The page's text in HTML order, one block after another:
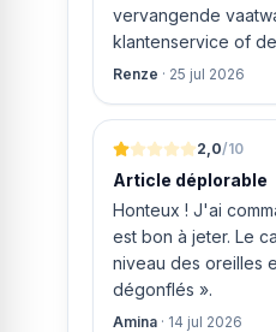
vervangende vaatwasser
klantenservice of
bleek het geval
ging doen om ‘s
uur werd de Neff
Renze · 25 jul 2026
2,0/10
Article déplorable
Honteux ! J'ai
est bon à jeter. Le
niveau des oreilles
dégonflés ».
Amina · 14 jul 2026